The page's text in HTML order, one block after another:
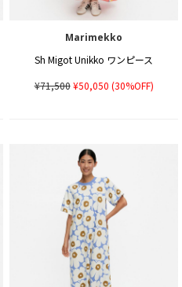
Marimekko
Sh Migot Unikko ワンピース
¥71,500¥50,050 (30%OFF)